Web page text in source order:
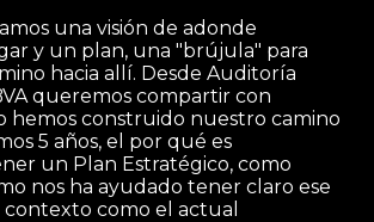
una visión de adonde
y un plan, una "brújula" para
hacia allí. Desde Auditoría
queremos compartir con
hemos construido nuestro camino
5 años, el por qué es
un Plan Estratégico, como
nos ha ayudado tener claro ese
como el actual